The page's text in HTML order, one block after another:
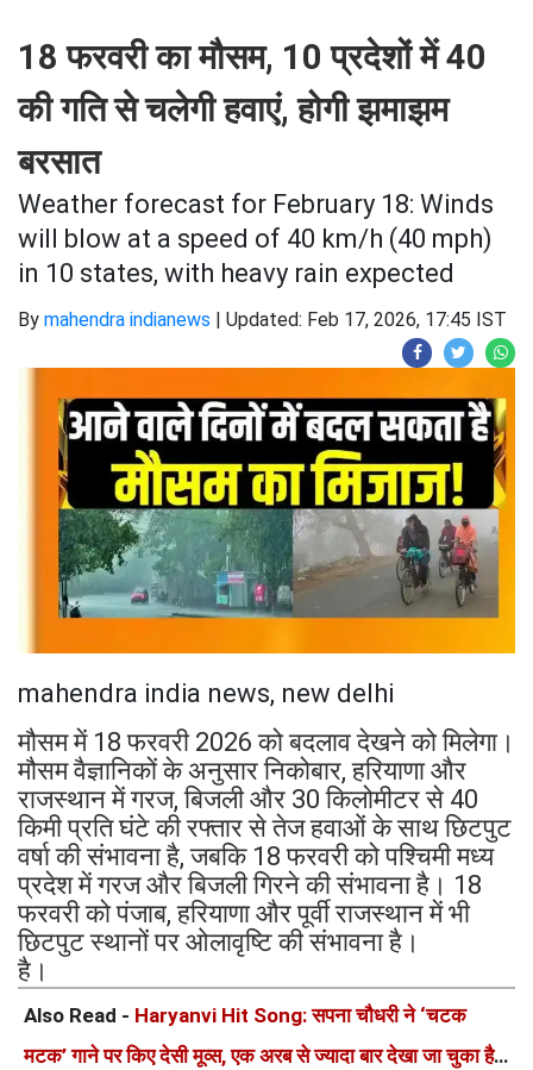
18 फरवरी का मौसम, 10 प्रदेशों में 40
की गति से चलेगी हवाएं, होगी झमाझम
बरसात
Weather forecast for February 18: Winds
will blow at a speed of 40 km/h (40 mph)
in 10 states, with heavy rain expected
By mahendra indianews | Updated: Feb 17, 2026, 17:45 IST
mahendra india news, new delhi
मौसम में 18 फरवरी 2026 को बदलाव देखने को मिलेगा।
मौसम वैज्ञानिकों के अनुसार निकोबार, हरियाणा और
राजस्थान में गरज, बिजली और 30 किलोमीटर से 40
किमी प्रति घंटे की रफ्तार से तेज हवाओं के साथ छिटपुट
वर्षा की संभावना है, जबकि 18 फरवरी को पश्चिमी मध्य
प्रदेश में गरज और बिजली गिरने की संभावना है। 18
फरवरी को पंजाब, हरियाणा और पूर्वी राजस्थान में भी
छिटपुट स्थानों पर ओलावृष्टि की संभावना है।
है।
Also Read - Haryanvi Hit Song: सपना चौधरी ने ‘चटक
मटक’ गाने पर किए देसी मूव्स, एक अरब से ज्यादा बार देखा जा चुका है